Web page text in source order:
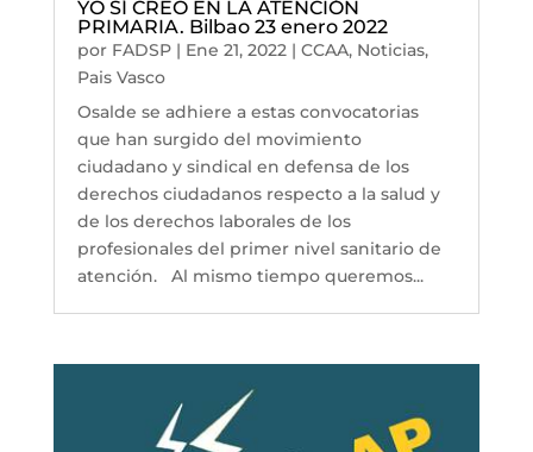
YO SÍ CREO EN LA ATENCIÓN
PRIMARIA. Bilbao 23 enero 2022
por FADSP| Ene 21, 2022| CCAA, Noticias,
Pais Vasco
Osalde se adhiere a estas convocatorias
que han surgido del movimiento
ciudadano y sindical en defensa de los
derechos ciudadanos respecto a la salud y
de los derechos laborales de los
profesionales del primer nivel sanitario de
atención. Al mismo tiempo queremos...